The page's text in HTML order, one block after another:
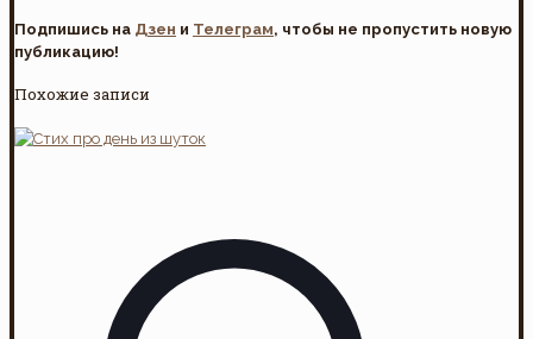
Подпишись на Дзен и Телеграм, чтобы не пропустить новую
публикацию!
Похожие записи